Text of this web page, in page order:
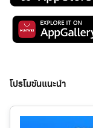
โปรโมชันแนะนำ